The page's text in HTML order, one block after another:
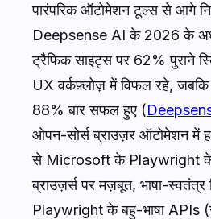
पारंपरिक ऑटोमेशन टूल्स से आगे
Deepsense AI के 2026 के
ट्रैफिक साइट्स पर 62% पुराने
UX वर्कफ़्लोज़ में विफल रहे,
88% बार सफल हुए (
ओपन-सोर्स ब्राउज़र ऑटोमेशन में
से Microsoft के Playwright के
ब्राउज़र्स पर मज़बूत, भाषा-
Playwright के बहु-भाषा APIs